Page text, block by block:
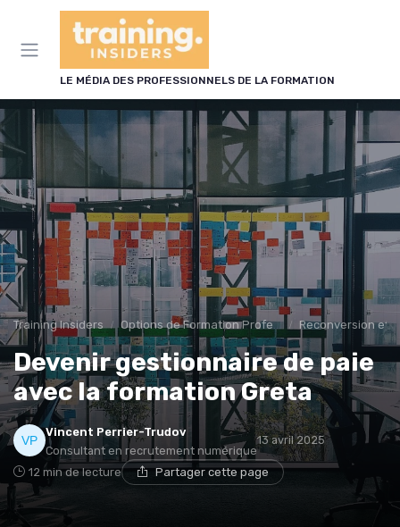
LE MÉDIA DES PROFESSIONNELS DE LA FORMATION
Training Insiders Options de Formation Professionnelle Reconversion et
Devenir gestionnaire de paie
avec la formation Greta
Vincent Perrier-Trudov
Consultant en recrutement numérique
13 avril 2025
12 min de lecture Partager cette page
Panneau de gestion des cookies